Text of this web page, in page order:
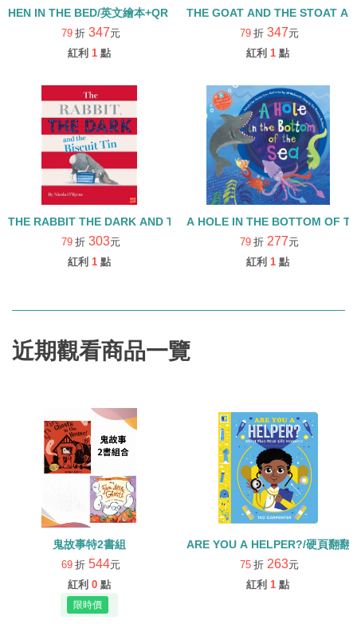
HEN IN THE BED/英文繪本+QR CODE (中譯:過去一點)
79 折 347元
紅利 1 點
THE GOAT AND THE STOAT
79 折 347元
紅利 1 點
THE RABBIT THE DARK AND THE BISCUIT TIN 繪本+QRCODE
79 折 303元
紅利 1 點
A HOLE IN THE
79 折 277元
紅利 1 點
近期觀看商品一覽
鬼故事特2書組
69 折 544元
紅利 0 點
ARE YOU A HELPER?/硬頁翻翻
75 折 263元
紅利 1 點